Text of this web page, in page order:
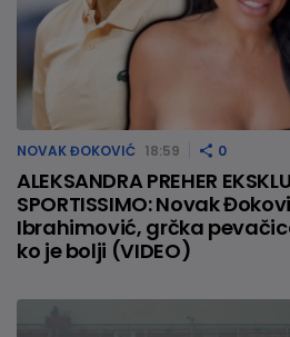
NOVAK ĐOKOVIĆ 18:59 0
ALEKSANDRA PREHER
SPORTISSIMO: Novak
Ibrahimović, grčka
ko je bolji (VIDEO)